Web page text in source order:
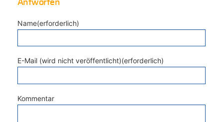
Antworten
Name(erforderlich)
E-Mail (wird nicht veröffentlicht)(erforderlich)
Kommentar